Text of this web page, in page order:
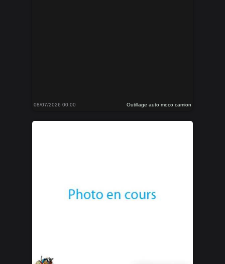
08/07/2026 00:00 Outillage auto moco camion